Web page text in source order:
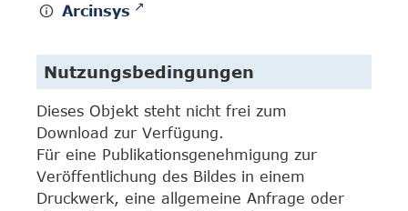
Arcinsys
Nutzungsbedingungen
Dieses Objekt steht nicht frei zum
Download zur Verfügung.
Für eine Publikationsgenehmigung zur
Veröffentlichung des Bildes in einem
Druckwerk, eine allgemeine Anfrage oder